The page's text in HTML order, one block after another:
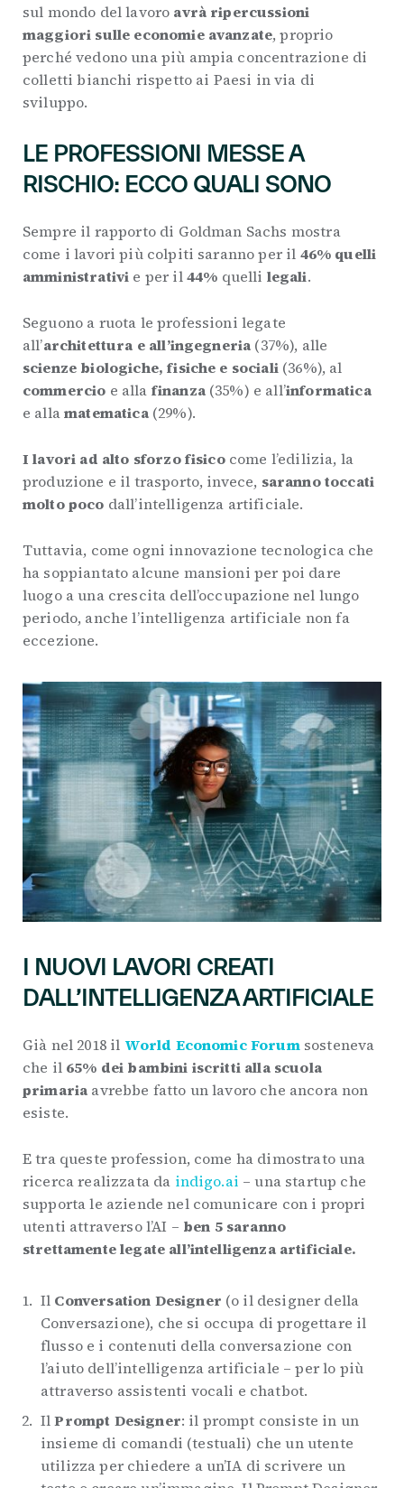
sul mondo del lavoro avrà ripercussioni
maggiori sulle economie avanzate, proprio
perché vedono una più ampia concentrazione di
colletti bianchi rispetto ai Paesi in via di
sviluppo.
LE PROFESSIONI MESSE A
RISCHIO: ECCO QUALI SONO
Sempre il rapporto di Goldman Sachs mostra
come i lavori più colpiti saranno per il 46% quelli
amministrativi e per il44% quelli legali.
Seguono a ruota le professioni legate
all’architettura e all’ingegneria (37%), alle
scienze biologiche, fisiche e sociali (36%), al
commercio e alla finanza (35%) e all’informatica
e allamatematica (29%).
I lavori ad alto sforzo fisicocome l’edilizia, la
produzione e il trasporto, invece, saranno toccati
molto poco dall’intelligenza artificiale.
Tuttavia, come ogni innovazione tecnologica che
ha soppiantato alcune mansioni per poi dare
luogo a una crescita dell’occupazione nel lungo
periodo, anche l’intelligenza artificiale non fa
eccezione.
I NUOVI LAVORI CREATI
DALL’INTELLIGENZA ARTIFICIALE
Già nel 2018 il World Economic Forumsosteneva
che il 65% dei bambini iscritti alla scuola
primaria avrebbe fatto un lavoro che ancora non
esiste.
E tra queste profession, come ha dimostrato una
ricerca realizzata da indigo.ai – una startup che
supporta le aziende nel comunicare con i propri
utenti attraverso l’AI – ben 5 saranno
strettamente legate all’intelligenza artificiale.
Il Conversation Designer (o il designer della
Conversazione), che si occupa di progettare il
flusso e i contenuti della conversazione con
l’aiuto dell’intelligenza artificiale – per lo più
attraverso assistenti vocali e chatbot.
IlPrompt Designer: il prompt consiste in un
insieme di comandi (testuali) che un utente
utilizza per chiedere a un’IA di scrivere un